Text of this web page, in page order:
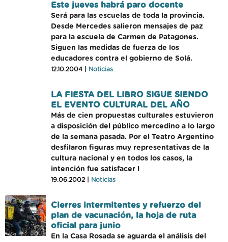
Este jueves habrá paro docente
Será para las escuelas de toda la provincia.
Desde Mercedes salieron mensajes de paz
para la escuela de Carmen de Patagones.
Siguen las medidas de fuerza de los
educadores contra el gobierno de Solá.
12.10.2004 | Noticias
LA FIESTA DEL LIBRO SIGUE SIENDO
EL EVENTO CULTURAL DEL AÑO
Más de cien propuestas culturales estuvieron
a disposición del público mercedino a lo largo
de la semana pasada. Por el Teatro Argentino
desfilaron figuras muy representativas de la
cultura nacional y en todos los casos, la
intención fue satisfacer l
19.06.2002 | Noticias
Cierres intermitentes y refuerzo del
plan de vacunación, la hoja de ruta
oficial para junio
En la Casa Rosada se aguarda el análisis del